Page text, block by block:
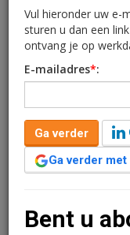
Shoe
Redactie
18
één jaar geleden
De dames- en
Vul hieronder uw e-
sturen u dan een
ontvang je op
E-mailadres*:
Ga verder
Ga verder met
Bent u